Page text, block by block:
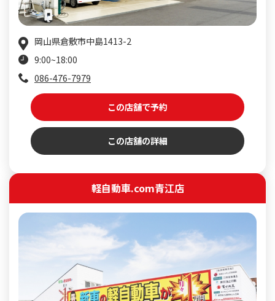
岡山県倉敷市中島1413-2
9:00~18:00
086-476-7979
この店舗で予約
この店舗の詳細
軽自動車.com青江店